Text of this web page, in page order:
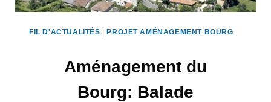
FIL D'ACTUALITÉS |PROJET AMÉNAGEMENT BOURG
Aménagement du
Bourg: Balade